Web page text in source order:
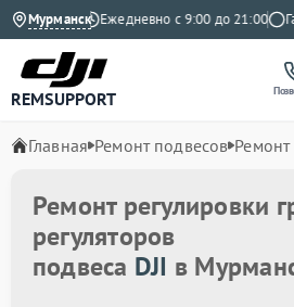
Мурманск
Яндекс Ежедневно с 9:00 до 21:00
REMSUPPORT
Главная Ремонт подвесов Ремонт
Ремонт регулировки
регуляторов
подвеса DJI в